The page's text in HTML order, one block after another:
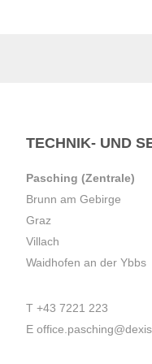
TECHNIK- UND
Pasching (Zentrale)
Brunn am Gebirge
Graz
Villach
Waidhofen an der Ybbs
T +43 7221 223
E